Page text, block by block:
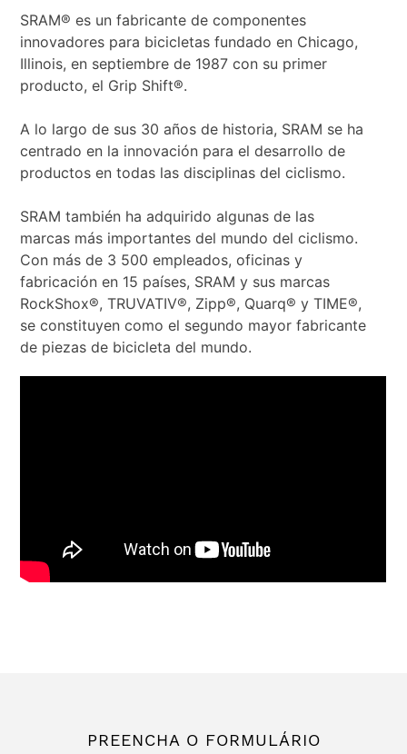
SRAM® es un fabricante de componentes
innovadores para bicicletas fundado en Chicago,
Illinois, en septiembre de 1987 con su primer
producto, el Grip Shift®.
A lo largo de sus 30 años de historia, SRAM se ha
centrado en la innovación para el desarrollo de
productos en todas las disciplinas del ciclismo.
SRAM también ha adquirido algunas de las
marcas más importantes del mundo del ciclismo.
Con más de 3 500 empleados, oficinas y
fabricación en 15 países, SRAM y sus marcas
RockShox®, TRUVATIV®, Zipp®, Quarq® y TIME®,
se constituyen como el segundo mayor fabricante
de piezas de bicicleta del mundo.
PREENCHA O FORMULÁRIO